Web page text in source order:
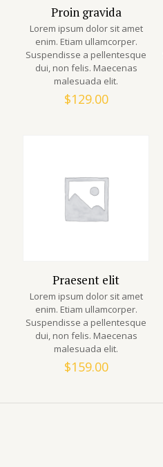
Proin gravida
Lorem ipsum dolor sit amet
enim. Etiam ullamcorper.
Suspendisse a pellentesque
dui, non felis. Maecenas
malesuada elit.
$129.00
Praesent elit
Lorem ipsum dolor sit amet
enim. Etiam ullamcorper.
Suspendisse a pellentesque
dui, non felis. Maecenas
malesuada elit.
$159.00